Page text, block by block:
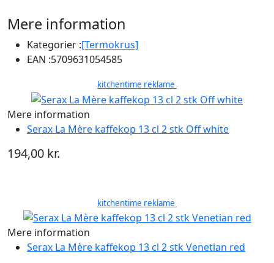
Mere information
Kategorier :[Termokrus]
EAN :5709631054585
kitchentime reklame
Mere information
Serax La Mère kaffekop 13 cl 2 stk Off white
194,00 kr.
kitchentime reklame
Mere information
Serax La Mère kaffekop 13 cl 2 stk Venetian red